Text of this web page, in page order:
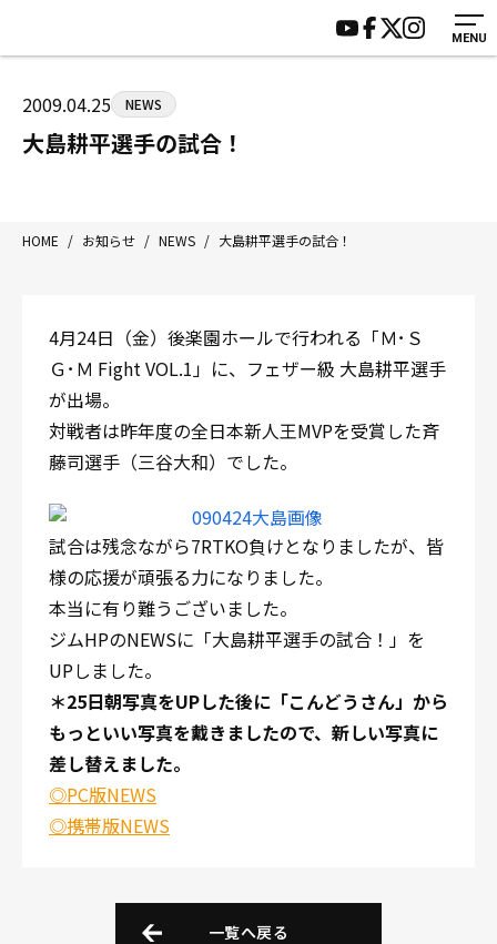
MENU
八王子中屋ボクシングジム
〒192-0072 東京都八王子市南町3-8 第2原嶋ビル1F
営業時間：月〜土 14:00〜22:00 / 日・祝 14:00〜19:00
HOME
ジムについて
トレーニング
入会案内
施設紹介
サポーター募集
2009.04.25 NEWS
大島耕平選手の試合！
HOME / お知らせ / NEWS / 大島耕平選手の試合！
4月24日（金）後楽園ホールで行われる「Ｍ･Ｓ
Ｇ･Ｍ Fight VOL.1」に、フェザー級 大島耕平選手
が出場。
対戦者は昨年度の全日本新人王MVPを受賞した斉
藤司選手（三谷大和）でした。
試合は残念ながら7RTKO負けとなりましたが、皆
様の応援が頑張る力になりました。
本当に有り難うございました。
ジムHPのNEWSに「大島耕平選手の試合！」を
UPしました。
＊25日朝写真をUPした後に「こんどうさん」から
もっといい写真を戴きましたので、新しい写真に
差し替えました。
◎PC版NEWS
◎携帯版NEWS
一覧へ戻る